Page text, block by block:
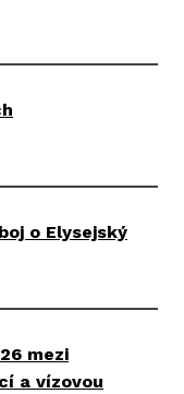
o Elysejský
mezi
a vízovou